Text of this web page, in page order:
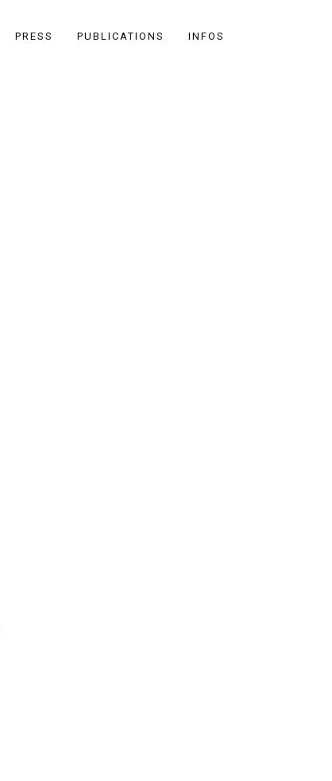
PRESS PUBLICATIONS INFOS